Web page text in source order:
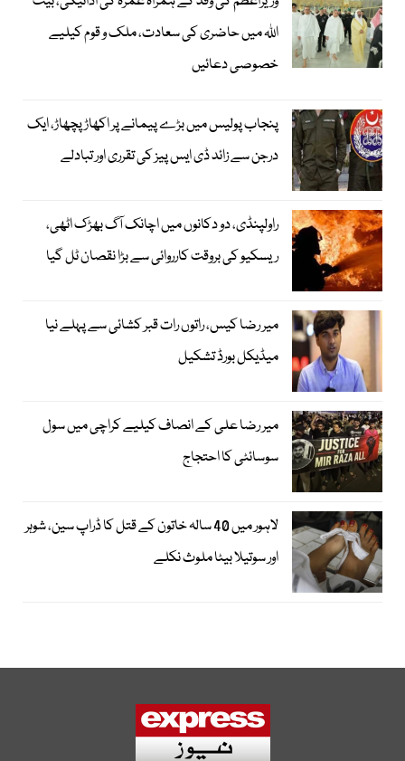
اللہ میں حاضری کی سعادت، ملک و قوم کیلیے
خصوصی دعائیں
پنجاب پولیس میں بڑے پیمانے پر اکھاڑ پچھاڑ، ایک
درجن سے زائد ڈی ایس پیز کی تقرری اور تبادلے
راولپنڈی، دو دکانوں میں اچانک آگ بھڑک اٹھی،
ریسکیو کی بروقت کارروائی سے بڑا نقصان ٹل گیا
میر رضا کیس، راتوں رات قبر کشائی سے پہلے نیا
میڈیکل بورڈ تشکیل
میر رضا علی کے انصاف کیلیے کراچی میں سول
سوسائٹی کا احتجاج
لاہور میں 40 سالہ خاتون کے قتل کا ڈراپ سین، شوہر
اور سوتیلا بیٹا ملوث نکلے